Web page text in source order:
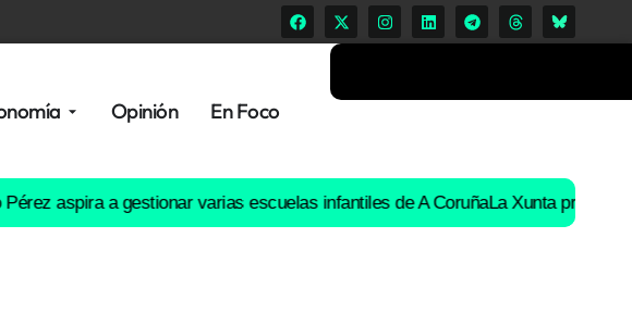
Opinión En Foco
a gestionar varias escuelas infantiles de A CoruñaLa Xunta prohíbe «la ruta